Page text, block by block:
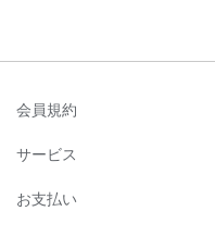
会員規約
サービス
お支払い